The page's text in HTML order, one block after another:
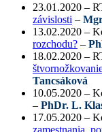
23.01.2020 –
závislosti –
13.02.2020 –
rozchodu? –
18.02.2020 –
Tancsáková
10.05.2020 –
– PhDr. L.
17.05.2020 –
zamestnania,